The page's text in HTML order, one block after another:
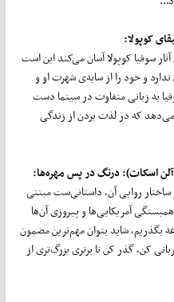
کوپولا:
سوفیا کوپولا آسان می‌کند این است
و خود را از سایه‌ی شهرت او و
به زبانی متفاوت در سینما دست
که در لذت بردن از زندگی
اسکات): درنگ در پس مهره‌ها:
روایی آن، داستانی‌ست مبتنی
آمریکایی‌ها و پیروزی آن‌ها
بگذریم، شاید بتوان مهم‌ترین مضمون
کن، گذر کن تا برتری بزرگ‌تری از